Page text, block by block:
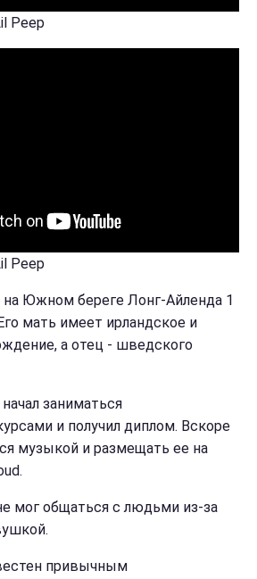
Peep
Peep
на Южном береге Лонг-Айленда 1
мать имеет ирландское и
а отец - шведского
заниматься
и получил диплом. Вскоре
музыкой и размещать ее на
мог общаться с людьми из-за
привычным